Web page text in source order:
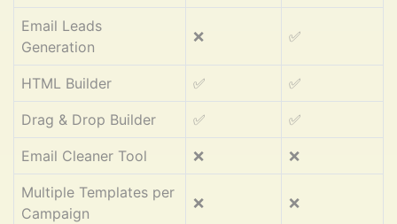
Email Leads
Generation
❌ ✅
HTML Builder ✅ ✅
Drag & Drop Builder ✅ ✅
Email Cleaner Tool ❌ ❌
Multiple Templates per
Campaign
❌ ❌